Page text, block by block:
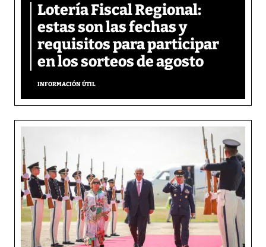
Lotería Fiscal Regional:
estas son las fechas y
requisitos para participar
en los sorteos de agosto
INFORMACIÓN ÚTIL